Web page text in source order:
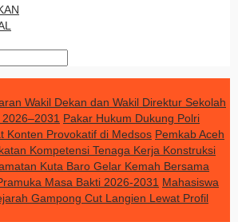
Wakil Dekan dan Wakil Direktur Sekolah
Pakar Hukum Dukung Polri
Konten Provokatif di Medsos Pemkab Aceh
Kompetensi Tenaga Kerja Konstruksi
Kuta Baro Gelar Kemah Bersama
Masa Bakti 2026-2031 Mahasiswa
Gampong Cut Langien Lewat Profil